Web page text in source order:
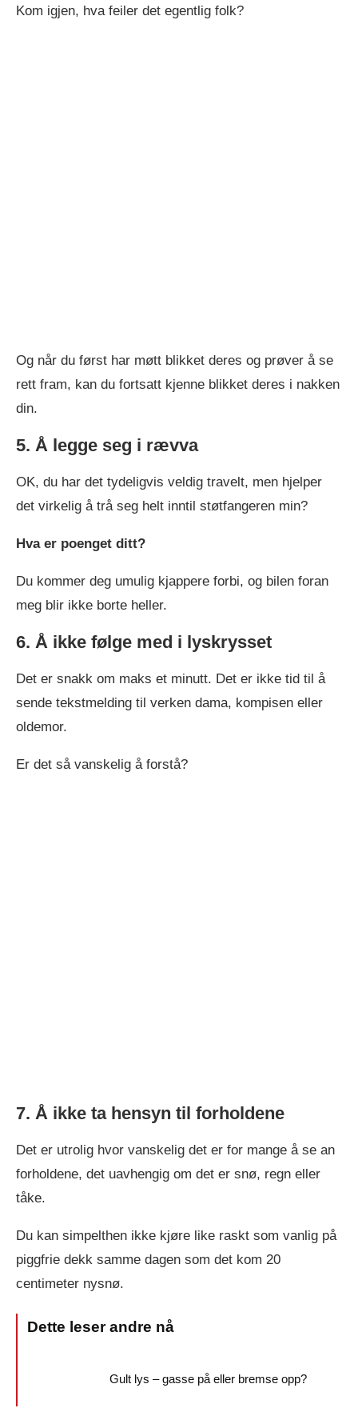
Kom igjen, hva feiler det egentlig folk?
Og når du først har møtt blikket deres og prøver å se
rett fram, kan du fortsatt kjenne blikket deres i nakken
din.
5. Å legge seg i rævva
OK, du har det tydeligvis veldig travelt, men hjelper
det virkelig å trå seg helt inntil støtfangeren min?
Hva er poenget ditt?
Du kommer deg umulig kjappere forbi, og bilen foran
meg blir ikke borte heller.
6. Å ikke følge med i lyskrysset
Det er snakk om maks et minutt. Det er ikke tid til å
sende tekstmelding til verken dama, kompisen eller
oldemor.
Er det så vanskelig å forstå?
7. Å ikke ta hensyn til forholdene
Det er utrolig hvor vanskelig det er for mange å se an
forholdene, det uavhengig om det er snø, regn eller
tåke.
Du kan simpelthen ikke kjøre like raskt som vanlig på
piggfrie dekk samme dagen som det kom 20
centimeter nysnø.
Gult lys – gasse på eller bremse opp?